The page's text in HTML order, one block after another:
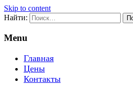
Skip to content
Найти:
Menu
Главная
Цены
Контакты